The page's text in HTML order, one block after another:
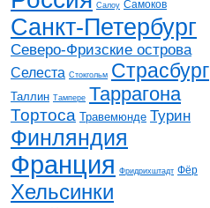
Салоу Самоков
Санкт-Петербург
Северо-Фризские острова
Селеста Стокгольм Страсбург
Таллин Тампере Таррагона
Тортоса Травемюнде Турин
Финляндия
Франция Фридрихштадт Фёр
Хельсинки